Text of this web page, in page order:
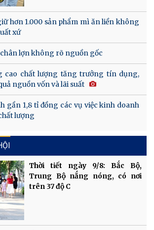
hơn 1.000 sản phẩm mì ăn liền không
xứ
lợn không rõ nguồn gốc
cao chất lượng tăng trưởng tín dụng,
nguồn vốn và lãi suất
gần 1,8 tỉ đồng các vụ việc kinh doanh
lượng
Thời tiết ngày 9/8: Bắc Bộ,
Trung Bộ nắng nóng, có nơi
trên 37 độ C